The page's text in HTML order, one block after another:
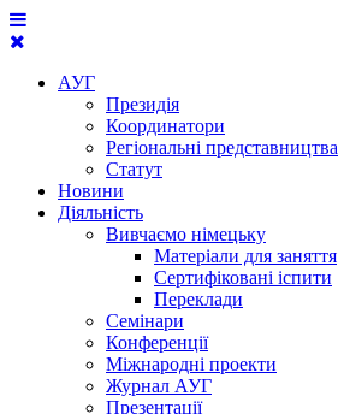
АУГ
Президія
Координатори
Регіональні представництва
Статут
Новини
Діяльність
Вивчаємо німецьку
Матеріали для заняття
Сертифіковані іспити
Переклади
Семінари
Конференції
Міжнародні проекти
Журнал АУГ
Презентації